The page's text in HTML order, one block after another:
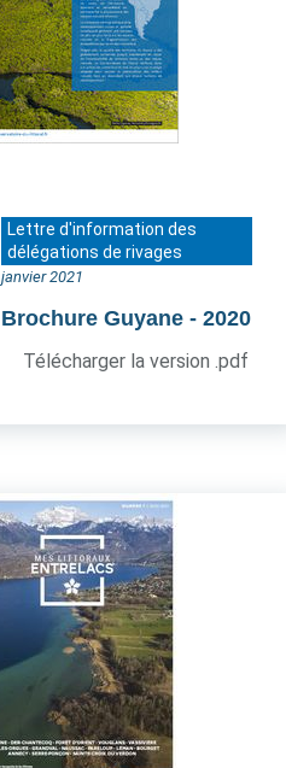
Lettre d'information des
délégations de rivages
janvier 2021
Brochure Guyane - 2020
Télécharger la version .pdf